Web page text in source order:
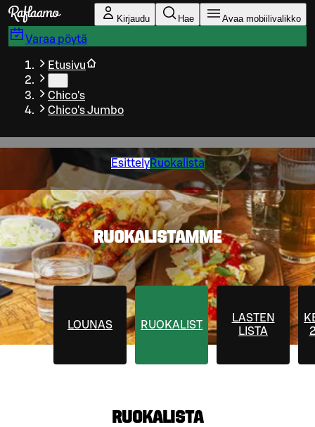
Siirry pääsisältöön
Kirjaudu Hae Avaa mobiilivalikko
Varaa pöytä
Etusivu
Chico's
Chico's Jumbo
EsittelyRuokalista
RUOKALISTAMME
LOUNAS RUOKALISTA
LASTEN
LISTA
RUOKALISTA